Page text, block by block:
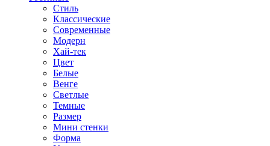
Стиль
Классические
Современные
Модерн
Хай-тек
Цвет
Белые
Венге
Светлые
Темные
Размер
Мини стенки
Форма